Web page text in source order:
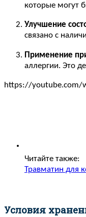
которые могут
Улучшение
связано с
Применение
аллергии. Это
https://youtube.com/
Читайте также:
Травматин для
Условия